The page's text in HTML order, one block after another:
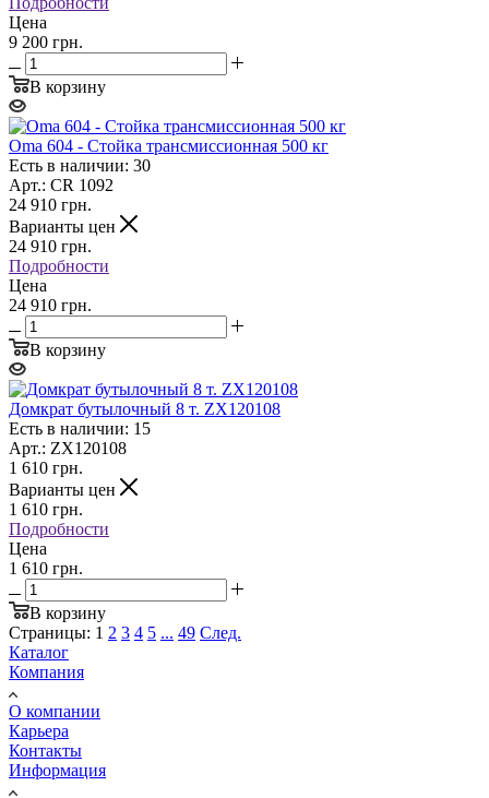
Цена
9 200 грн.
В корзину
Oma 604 - Стойка трансмиссионная 500 кг
Есть в наличии: 30
Арт.: CR 1092
24 910 грн.
Варианты цен
24 910 грн.
Подробности
Цена
24 910 грн.
В корзину
Домкрат бутылочный 8 т. ZX120108
Есть в наличии: 15
Арт.: ZX120108
1 610 грн.
Варианты цен
1 610 грн.
Подробности
Цена
1 610 грн.
В корзину
Страницы: 1 2 3 4 5 ... 49 След.
Каталог
Компания
О компании
Карьера
Контакты
Информация